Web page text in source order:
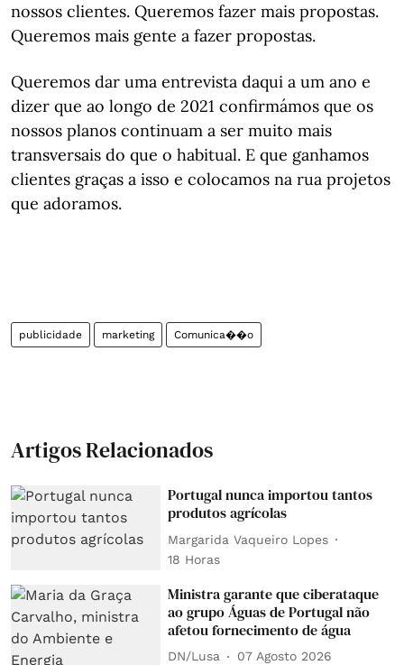
nossos clientes. Queremos fazer mais propostas.
Queremos mais gente a fazer propostas.
Queremos dar uma entrevista daqui a um ano e
dizer que ao longo de 2021 confirmámos que os
nossos planos continuam a ser muito mais
transversais do que o habitual. E que ganhamos
clientes graças a isso e colocamos na rua projetos
que adoramos.
publicidade marketing Comunica��o
Artigos Relacionados
Portugal nunca importou tantos
produtos agrícolas
Margarida Vaqueiro Lopes
18 Horas
Ministra garante que ciberataque
ao grupo Águas de Portugal não
afetou fornecimento de água
DN/Lusa 07 Agosto 2026